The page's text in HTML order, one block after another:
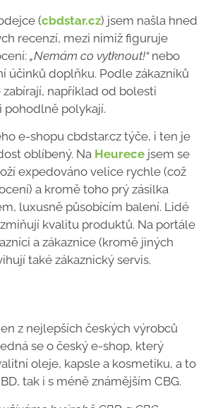
(cbdstar.cz) jsem našla hned
recenzí, mezi nimiž figuruje
„Nemám co vytknout!“nebo
účinků doplňku. Podle zákazníků
například od bolesti
pohodlně polykají.
e-shopu cbdstar.cz týče, i ten je
oblíbený. Na Heurece jsem se
expedováno velice rychle (což
a kromě toho prý zásilka
luxusně působícím balení. Lidé
kvalitu produktů. Na portále
a zákaznice (kromě jiných
také zákaznický servis.
z nejlepších českých výrobců
se o český e-shop, který
oleje, kapsle a kosmetiku, a to
tak i s méně známějším CBG.